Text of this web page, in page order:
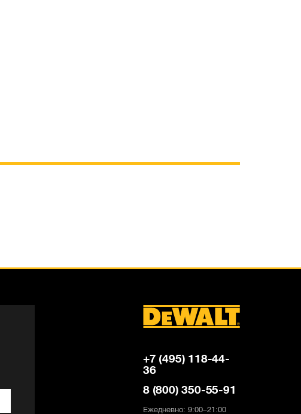
+7 (495) 118-44-
36
8 (800) 350-55-91
Ежедневно: 9:00–21:00